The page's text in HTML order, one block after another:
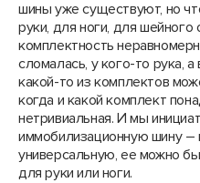
шины уже существуют, но
руки, для ноги, для шейного
комплектность
сломалась, у кого-то рука,
какой-то из комплектов
когда и какой комплект
нетривиальная. И мы
иммобилизационную шину –
универсальную, ее можно
для руки или ноги.